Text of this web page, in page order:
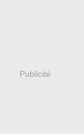
Publicité